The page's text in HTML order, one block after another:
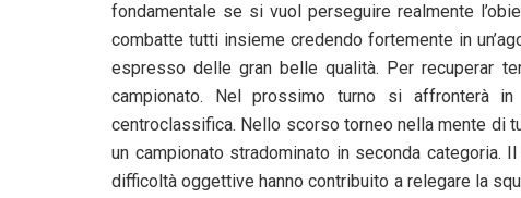
fondamentale se si vuol perseguire realmente
combatte tutti insieme credendo fortemente in
espresso delle gran belle qualità. Per recuperar
campionato. Nel prossimo turno si affronterà
centroclassifica. Nello scorso torneo nella mente di
un campionato stradominato in seconda categoria.
difficoltà oggettive hanno contribuito a relegare la